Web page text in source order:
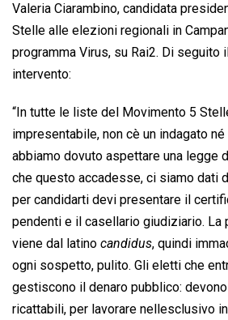
Valeria Ciarambino, candidata
Stelle alle elezioni regionali in
programma Virus, su Rai2. Di seguito
intervento:
“In tutte le liste del Movimento 5
impresentabile, non cè un indagato
abbiamo dovuto aspettare una legge
che questo accadesse, ci siamo dati
per candidarti devi presentare il
pendenti e il casellario giudiziario. La
viene dal latino  candidus, quindi
ogni sospetto, pulito. Gli eletti che
gestiscono il denaro pubblico:
ricattabili, per lavorare nellesclusivo